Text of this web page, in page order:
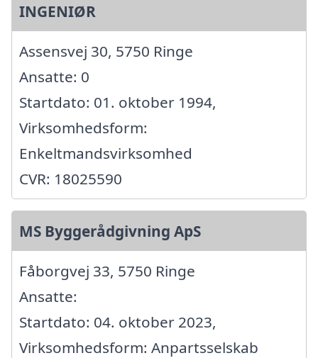
INGENIØR
Assensvej 30, 5750 Ringe
Ansatte: 0
Startdato: 01. oktober 1994,
Virksomhedsform:
Enkeltmandsvirksomhed
CVR: 18025590
MS Byggerådgivning ApS
Fåborgvej 33, 5750 Ringe
Ansatte:
Startdato: 04. oktober 2023,
Virksomhedsform: Anpartsselskab